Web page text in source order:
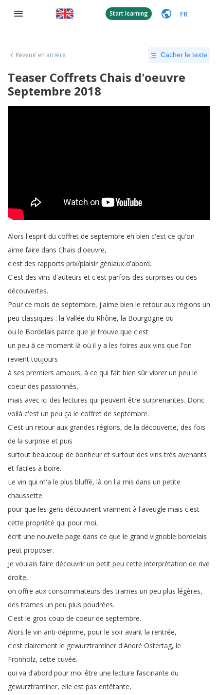
Start learning FR
Revenir en arrière Cacher le texte
Teaser Coffrets Chais d'oeuvre
Septembre 2018
Alors l'esprit du coffret de septembre eh bien c'est ce qu'on
aime faire dans Chais d'oeuvre,
c'est des rapports prix/plaisir géniaux d'abord.
C'est des vins d'auteurs et c'est parfois des surprises ou des
découvertes.
Pour ce mois de septembre, j'aime bien le retour aux régions un
peu classiques : la Vallée du Rhône, la Bourgogne ou
ou le Bordelais parce que je trouve que c'est
un peu à ce moment là où il y a les foires aux vins que l'on
revient toujours
à ses premiers amours, à ce qui fait bien sûr vibrer un peu le
coeur des passionnés,
mais avec ici des lectures qui peuvent être surprenantes. Donc
voilà c'est un peu ça le coffret de septembre.
C'est un retour aux grandes régions, de la découverte, des fois
de la surprise et puis
surtout beaucoup de bonheur et surtout des vins très avenants
et faciles à boire.
Le vin qui m'a le plus bluffé, là on l'a mis dans un petite
chaussette
pour que les gens découvrent vraiment à l'aveugle mais c'est
cette propriété qui pour moi,
écrit une nouvelle page dans ce que le grand vignoble bordelais
peut proposer.
Je voulais faire découvrir un petit peu cette interprétation de rive
droite,
on offre aux consommateurs des trames un peu plus légères,
des trames un peu plus poudrées.
C'est le gros coup de coeur de septembre.
Alors le vin anti-déprime, pour le soir avant la rentrée,
c'est clairement le gewurztraminer d'André Ostertag, le
Fronholz, cette cuvée.
qui va d'abord pour moi être une lecture fascinante du
gewurztraminer, elle est pas entêtante,